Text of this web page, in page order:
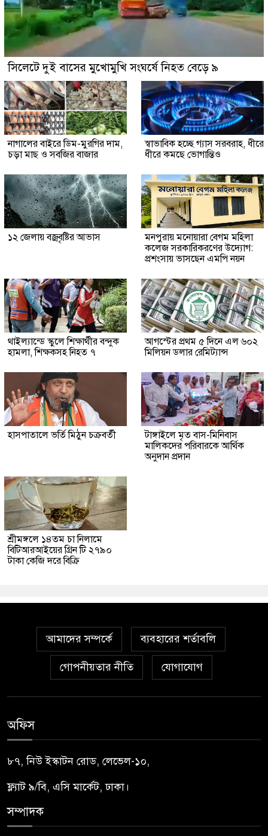
সিলেটে দুই বাসের মুখোমুখি সংঘর্ষে নিহত বেড়ে ৯
নাগালের বাইরে ডিম-মুরগির দাম,
চড়া মাছ ও সবজির বাজার
স্বাভাবিক হচ্ছে গ্যাস সরবরাহ, ধীরে
ধীরে কমছে ভোগান্তিও
১২ জেলায় বজ্রবৃষ্টির আভাস
মনপুরায় মনোয়ারা বেগম মহিলা
কলেজ সরকারিকরণের উদ্যোগ:
প্রশংসায় ভাসছেন এমপি নয়ন
থাইল্যান্ডে স্কুলে শিক্ষার্থীর বন্দুক
হামলা, শিক্ষকসহ নিহত ৭
আগস্টের প্রথম ৫ দিনে এল ৬০২
মিলিয়ন ডলার রেমিট্যান্স
হাসপাতালে ভর্তি মিঠুন চক্রবর্তী
টাঙ্গাইলে মৃত বাস-মিনিবাস
মালিকদের পরিবারকে আর্থিক
অনুদান প্রদান
শ্রীমঙ্গলে ১৪তম চা নিলামে
বিটিআরআইয়ের গ্রিন টি ২৭৯০
টাকা কেজি দরে বিক্রি
আমাদের সম্পর্কে ব্যবহারের শর্তাবলি
গোপনীয়তার নীতি যোগাযোগ
অফিস
৮৭, নিউ ইস্কাটন রোড, লেভেল-১০,
ফ্ল্যাট ৯/বি, এসি মার্কেট, ঢাকা।
সম্পাদক